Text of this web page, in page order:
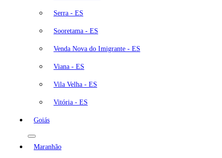
Serra - ES
Sooretama - ES
Venda Nova do Imigrante - ES
Viana - ES
Vila Velha - ES
Vitória - ES
Goiás
Maranhão